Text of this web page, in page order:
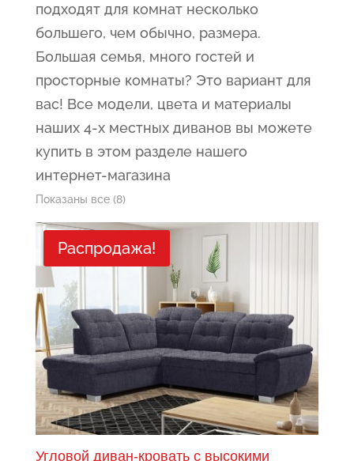
подходят для комнат несколько
большего, чем обычно, размера.
Большая семья, много гостей и
просторные комнаты? Это вариант для
вас! Все модели, цвета и материалы
наших 4-x местных диванов вы можете
купить в этом разделе нашего
интернет-магазина
Показаны все (8)Сортировка:
самые
недавние
Распродажа!
Угловой диван-кровать с высокими